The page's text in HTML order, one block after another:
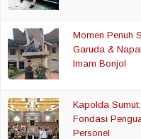
Momen Penuh
Garuda &
Imam Bonjol
Kapolda
Fondasi
Personel